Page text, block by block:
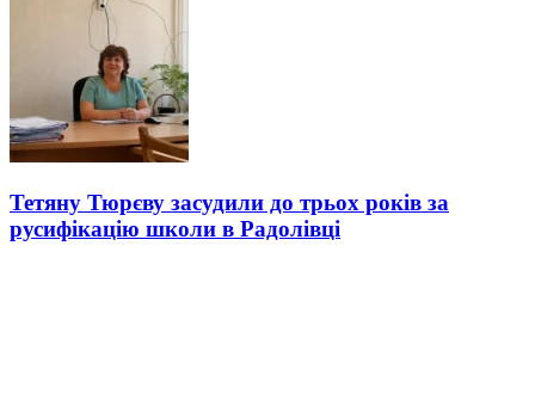
Тетяну Тюрєву засудили до трьох років за
русифікацію школи в Радолівці